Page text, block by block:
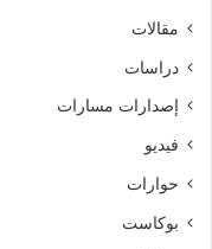
مقالات
دراسات
إصدارات مسارات
فيديو
حوارات
بوكاست